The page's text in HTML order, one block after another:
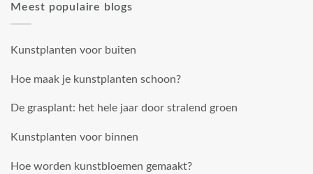
Meest populaire blogs
Kunstplanten voor buiten
Hoe maak je kunstplanten schoon?
De grasplant: het hele jaar door stralend groen
Kunstplanten voor binnen
Hoe worden kunstbloemen gemaakt?